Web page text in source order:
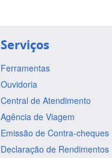
Serviços
Ferramentas
Ouvidoria
Central de Atendimento
Agência de Viagem
Emissão de Contra-cheques
Declaração de Rendimentos